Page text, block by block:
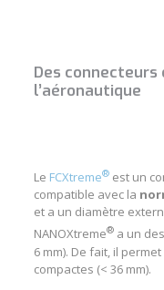
Des
l’aéronautique
Le FCXtreme®est un
compatible avec la
et a un diamètre
NANOXtreme®a un
6 mm). De fait, il
compactes (< 36 mm).